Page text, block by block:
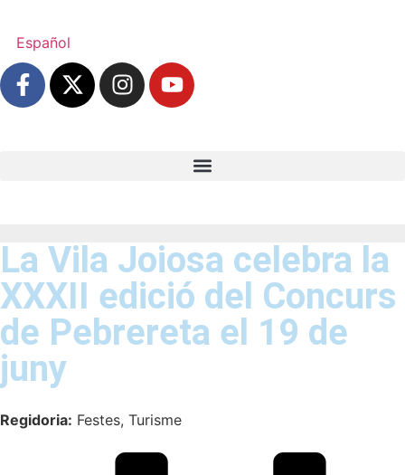
Español
La Vila Joiosa celebra la
XXXII edició del Concurs
de Pebrereta el 19 de
juny
Regidoria: Festes, Turisme